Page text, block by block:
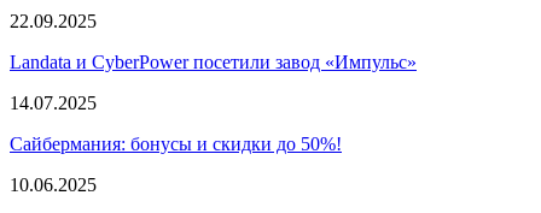
22.09.2025
Landata и CyberPower посетили завод «Импульс»
14.07.2025
Сайбермания: бонусы и скидки до 50%!
10.06.2025